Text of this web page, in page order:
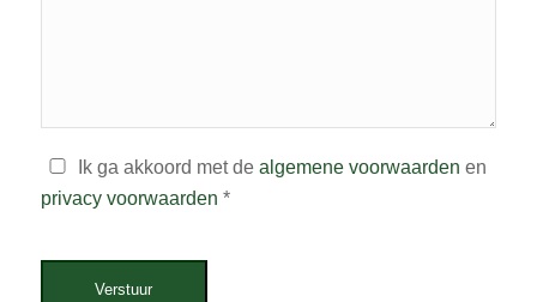
Ik ga akkoord met de algemene voorwaarden en
privacy voorwaarden *
Verstuur